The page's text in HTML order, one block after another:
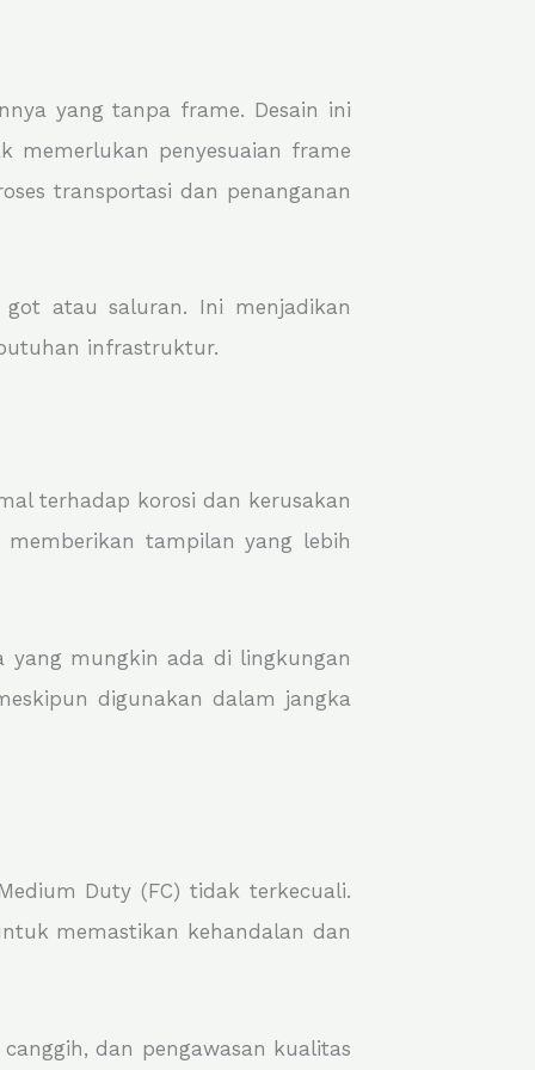
yang tanpa frame. Desain ini
memerlukan penyesuaian frame
transportasi dan penanganan
atau saluran. Ini menjadikan
infrastruktur.
terhadap korosi dan kerusakan
tampilan yang lebih
yang mungkin ada di lingkungan
digunakan dalam jangka
Duty (FC) tidak terkecuali.
memastikan kehandalan dan
dan pengawasan kualitas